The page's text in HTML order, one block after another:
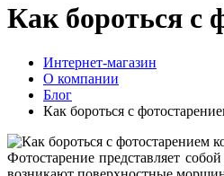
Как бороться с
Интернет-магазин
О компании
Блог
Как бороться с
Фотостарение представляет